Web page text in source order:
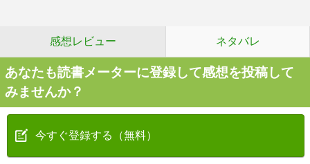
感想レビュー ネタバレ
あなたも読書メーターに登録して感想を投稿して
みませんか？
今すぐ登録する（無料）